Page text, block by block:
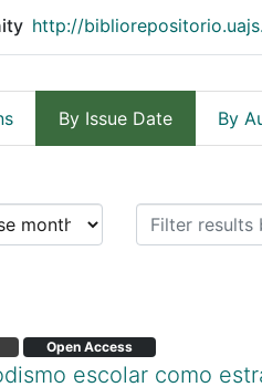
http://
By Issue Date By
Ciencias de la
Open Access
escolar como